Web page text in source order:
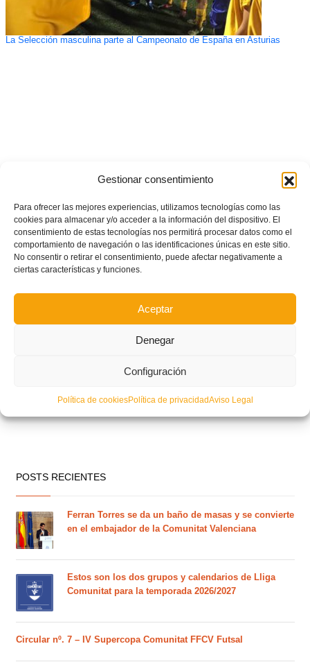
Gestionar consentimiento
Para ofrecer las mejores experiencias, utilizamos tecnologías como las
cookies para almacenar y/o acceder a la información del dispositivo. El
consentimiento de estas tecnologías nos permitirá procesar datos como el
comportamiento de navegación o las identificaciones únicas en este sitio.
No consentir o retirar el consentimiento, puede afectar negativamente a
ciertas características y funciones.
Aceptar
Denegar
Configuración
Política de cookiesPolítica de privacidadAviso Legal
La Selección masculina parte al Campeonato de España en Asturias
POSTS RECIENTES
Ferran Torres se da un baño de masas y se convierte
en el embajador de la Comunitat Valenciana
Estos son los dos grupos y calendarios de Lliga
Comunitat para la temporada 2026/2027
Circular nº. 7 – IV Supercopa Comunitat FFCV Futsal